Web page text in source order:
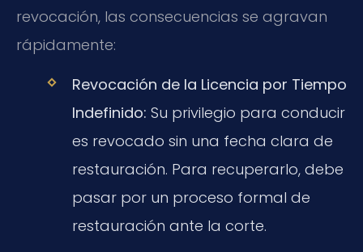
revocación, las consecuencias se agravan
rápidamente:
Revocación de la Licencia por Tiempo
Indefinido: Su privilegio para conducir
es revocado sin una fecha clara de
restauración. Para recuperarlo, debe
pasar por un proceso formal de
restauración ante la corte.